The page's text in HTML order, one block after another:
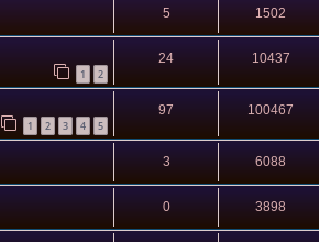
5 1502
1 2
24 10437
1 2 3 4 5
97 100467
3 6088
0 3898